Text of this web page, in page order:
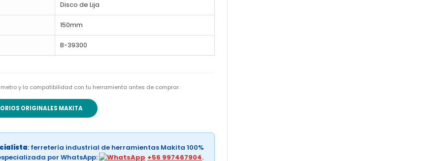
Disco de Lija
150mm
B-39300
y la compatibilidad con tu herramienta antes de comprar.
ORIGINALES MAKITA
: ferretería industrial de herramientas Makita 100%
por WhatsApp:
+56 997467904.